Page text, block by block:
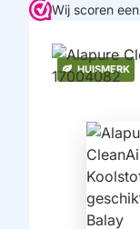
Wij scoren een
HUISMERK